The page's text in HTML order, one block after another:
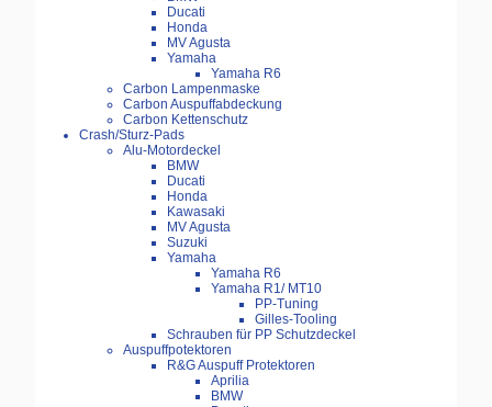
Ducati
Honda
MV Agusta
Yamaha
Yamaha R6
Carbon Lampenmaske
Carbon Auspuffabdeckung
Carbon Kettenschutz
Crash/Sturz-Pads
Alu-Motordeckel
BMW
Ducati
Honda
Kawasaki
MV Agusta
Suzuki
Yamaha
Yamaha R6
Yamaha R1/ MT10
PP-Tuning
Gilles-Tooling
Schrauben für PP Schutzdeckel
Auspuffpotektoren
R&G Auspuff Protektoren
Aprilia
BMW